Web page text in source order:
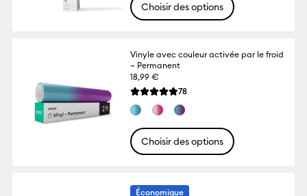
Choisir des options
Vinyle avec couleur activée par le froid
– Permanent
18,99 €
La note moyenne de ce produit est 4.8
78Reviews
Choisir des options
Économique